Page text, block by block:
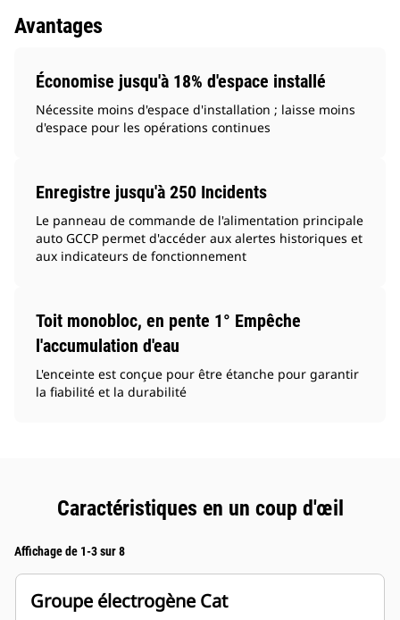
Avantages
Économise jusqu'à 18% d'espace installé
Nécessite moins d'espace d'installation ; laisse moins
d'espace pour les opérations continues
Enregistre jusqu'à 250 Incidents
Le panneau de commande de l'alimentation principale
auto GCCP permet d'accéder aux alertes historiques et
aux indicateurs de fonctionnement
Toit monobloc, en pente 1° Empêche
l'accumulation d'eau
L'enceinte est conçue pour être étanche pour garantir
la fiabilité et la durabilité
Caractéristiques en un coup d'œil
Affichage de 1-3 sur 8
Groupe électrogène Cat